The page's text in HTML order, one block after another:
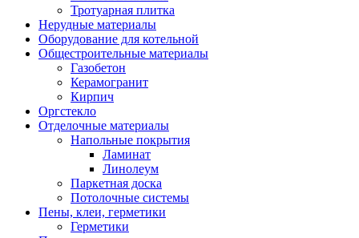
Тротуарная плитка
Нерудные материалы
Оборудование для котельной
Общестроительные материалы
Газобетон
Керамогранит
Кирпич
Оргстекло
Отделочные материалы
Напольные покрытия
Ламинат
Линолеум
Паркетная доска
Потолочные системы
Пены, клеи, герметики
Герметики